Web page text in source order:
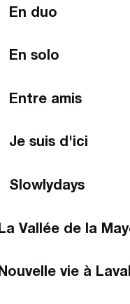
En duo
En solo
Entre amis
Je suis d'ici
Slowlydays
Vallée de la
vie à